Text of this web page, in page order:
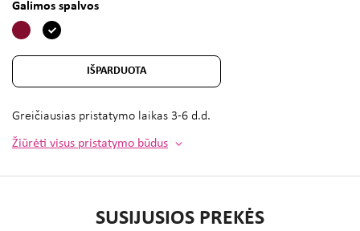
Galimos spalvos
IŠPARDUOTA
Greičiausias pristatymo laikas 3-6 d.d.
Žiūrėti visus pristatymo būdus
SUSIJUSIOS PREKĖS